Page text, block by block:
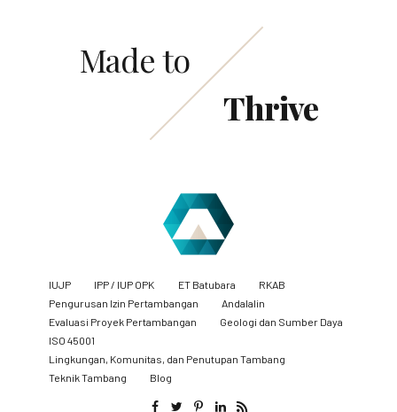
Made to
Thrive
IUJP IPP / IUP OPK ET Batubara
RKAB
Pengurusan Izin Pertambangan
Andalalin
Evaluasi Proyek Pertambangan
Geologi dan Sumber Daya
ISO 45001
Lingkungan, Komunitas, dan Penutupan Tambang
​Teknik Tambang
Blog